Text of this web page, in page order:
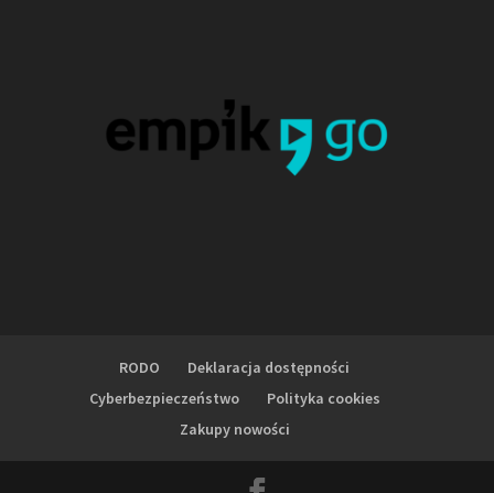
RODO
Deklaracja dostępności
Cyberbezpieczeństwo
Polityka cookies
Zakupy nowości